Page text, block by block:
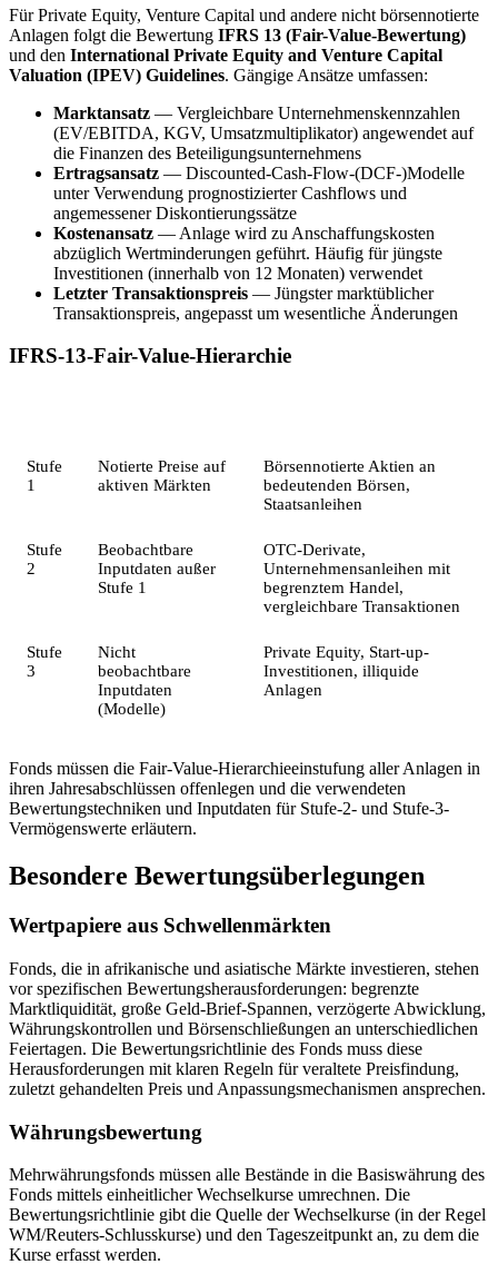
Für Private Equity, Venture Capital und andere nicht börsennotierte
Anlagen folgt die Bewertung IFRS 13 (Fair-Value-Bewertung)
und den International Private Equity and Venture Capital
Valuation (IPEV) Guidelines. Gängige Ansätze umfassen:
Marktansatz — Vergleichbare Unternehmenskennzahlen
(EV/EBITDA, KGV, Umsatzmultiplikator) angewendet auf
die Finanzen des Beteiligungsunternehmens
Ertragsansatz — Discounted-Cash-Flow-(DCF-)Modelle
unter Verwendung prognostizierter Cashflows und
angemessener Diskontierungssätze
Kostenansatz — Anlage wird zu Anschaffungskosten
abzüglich Wertminderungen geführt. Häufig für jüngste
Investitionen (innerhalb von 12 Monaten) verwendet
Letzter Transaktionspreis — Jüngster marktüblicher
Transaktionspreis, angepasst um wesentliche Änderungen
IFRS-13-Fair-Value-Hierarchie
Stufe
1
Notierte Preise auf
aktiven Märkten
Börsennotierte Aktien an
bedeutenden Börsen,
Staatsanleihen
Stufe
2
Beobachtbare
Inputdaten außer
Stufe 1
OTC-Derivate,
Unternehmensanleihen mit
begrenztem Handel,
vergleichbare Transaktionen
Stufe
3
Nicht
beobachtbare
Inputdaten
(Modelle)
Private Equity, Start-up-
Investitionen, illiquide
Anlagen
Fonds müssen die Fair-Value-Hierarchieeinstufung aller Anlagen in
ihren Jahresabschlüssen offenlegen und die verwendeten
Bewertungstechniken und Inputdaten für Stufe-2- und Stufe-3-
Vermögenswerte erläutern.
Besondere Bewertungsüberlegungen
Wertpapiere aus Schwellenmärkten
Fonds, die in afrikanische und asiatische Märkte investieren, stehen
vor spezifischen Bewertungsherausforderungen: begrenzte
Marktliquidität, große Geld-Brief-Spannen, verzögerte Abwicklung,
Währungskontrollen und Börsenschließungen an unterschiedlichen
Feiertagen. Die Bewertungsrichtlinie des Fonds muss diese
Herausforderungen mit klaren Regeln für veraltete Preisfindung,
zuletzt gehandelten Preis und Anpassungsmechanismen ansprechen.
Währungsbewertung
Mehrwährungsfonds müssen alle Bestände in die Basiswährung des
Fonds mittels einheitlicher Wechselkurse umrechnen. Die
Bewertungsrichtlinie gibt die Quelle der Wechselkurse (in der Regel
WM/Reuters-Schlusskurse) und den Tageszeitpunkt an, zu dem die
Kurse erfasst werden.